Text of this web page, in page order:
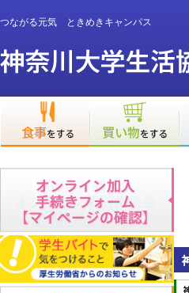
つながる元気 ときめきキャンパス